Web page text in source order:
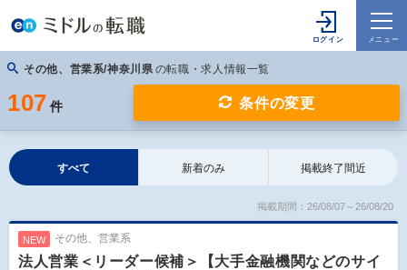
その他、営業系/神奈川県 の転職・求人情報一覧
107 件 条件の変更
すべて 新着のみ 掲載終了間近
掲載期間：26/08/07～26/08/20
NEW その他、営業系
法人営業＜リーダー候補＞【大手金融機関などのサイ